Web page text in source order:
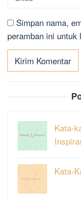
Simpan nama,
peramban ini
Kata-
Kata-